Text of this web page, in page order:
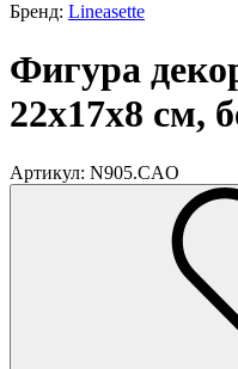
Бренд: Lineasette
Фигура
22х17х8 см,
Артикул: N905.CAO